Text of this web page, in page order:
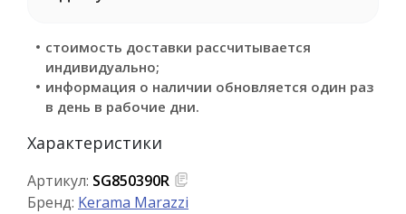
стоимость доставки рассчитывается
индивидуально;
информация о наличии обновляется один раз
в день в рабочие дни.
Характеристики
Артикул: SG850390R
Бренд: Kerama Marazzi